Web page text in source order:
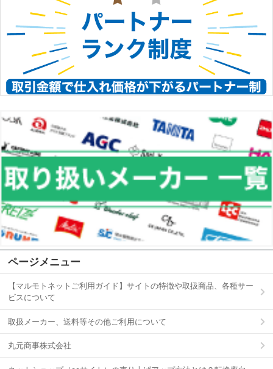
ページメニュー
【マルモトネットご利用ガイド】サイトの特徴や取扱商品、各種サー
ビスについて
取扱メーカー、送料等その他ご利用について
丸元商事株式会社